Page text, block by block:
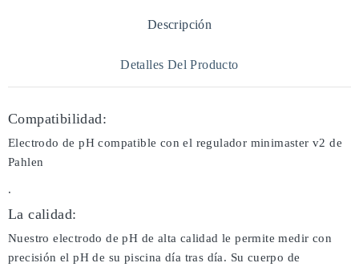
Descripción
Detalles Del Producto
Compatibilidad:
Electrodo de pH compatible con el regulador minimaster v2 de
Pahlen
.
La calidad:
Nuestro electrodo de pH de alta calidad le permite medir con
precisión el pH de su piscina día tras día. Su cuerpo de